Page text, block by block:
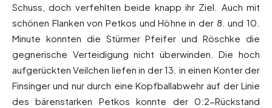
Schuss, doch verfehlten beide knapp ihr Ziel. Auch mit
schönen Flanken von Petkos und Höhne in der 8. und 10.
Minute konnten die Stürmer Pfeifer und Röschke die
gegnerische Verteidigung nicht überwinden. Die hoch
aufgerückten Veilchen liefen in der 13. in einen Konter der
Finsinger und nur durch eine Kopfballabwehr auf der Linie
des bärenstarken Petkos konnte der 0:2-Rückstand